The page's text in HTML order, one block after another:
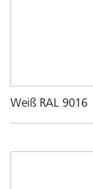
Weiß RAL 9016